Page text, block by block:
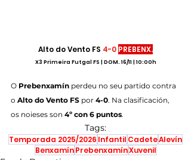
Alto do Vento FS 4-0 PREBENX.
X3 Primeira Futgal FS | DOM. 16/11 | 10:00h
O Prebenxamín perdeu no seu partido contra
o Alto do Vento FS por 4-0. Na clasificación,
os noieses son 4º con 6 puntos.
Tags:
Temporada 2025/2026 Infantil CadeteAlevín
Benxamín PrebenxamínXuvenil